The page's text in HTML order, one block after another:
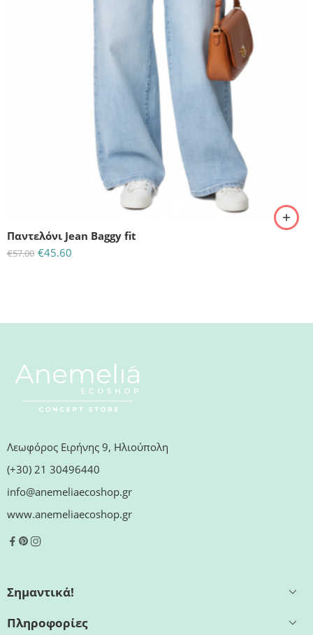
Παντελόνι Jean Baggy fit
€57.00 €45.60
Λεωφόρος Ειρήνης 9, Ηλιούπολη
(+30) 21 30496440
info@anemeliaecoshop.gr
www.anemeliaecoshop.gr
Σημαντικά!
Πληροφορίες